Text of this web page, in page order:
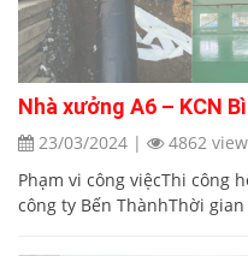
Nhà xưởng A6 – KCN
23/03/2024 |
4862
Phạm vi công việcThi công
công ty Bến ThànhThời